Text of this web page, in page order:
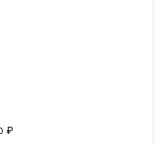
₽